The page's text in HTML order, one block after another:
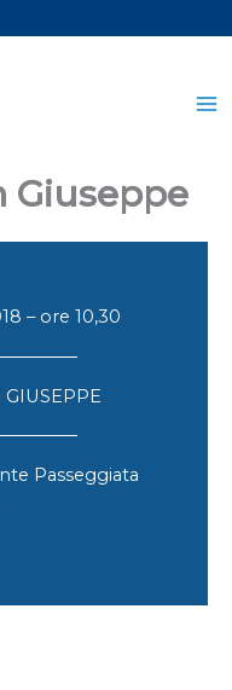
Giuseppe
– ore 10,30
GIUSEPPE
Passeggiata